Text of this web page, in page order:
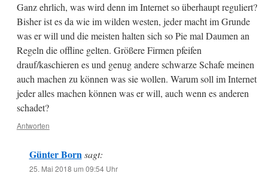
Ganz ehrlich, was wird denn im Internet so überhaupt reguliert?
Bisher ist es da wie im wilden westen, jeder macht im Grunde
was er will und die meisten halten sich so Pie mal Daumen an
Regeln die offline gelten. Größere Firmen pfeifen
drauf/kaschieren es und genug andere schwarze Schafe meinen
auch machen zu können was sie wollen. Warum soll im Internet
jeder alles machen können was er will, auch wenn es anderen
schadet?
Antworten
Günter Born sagt:
25. Mai 2018 um 09:54 Uhr